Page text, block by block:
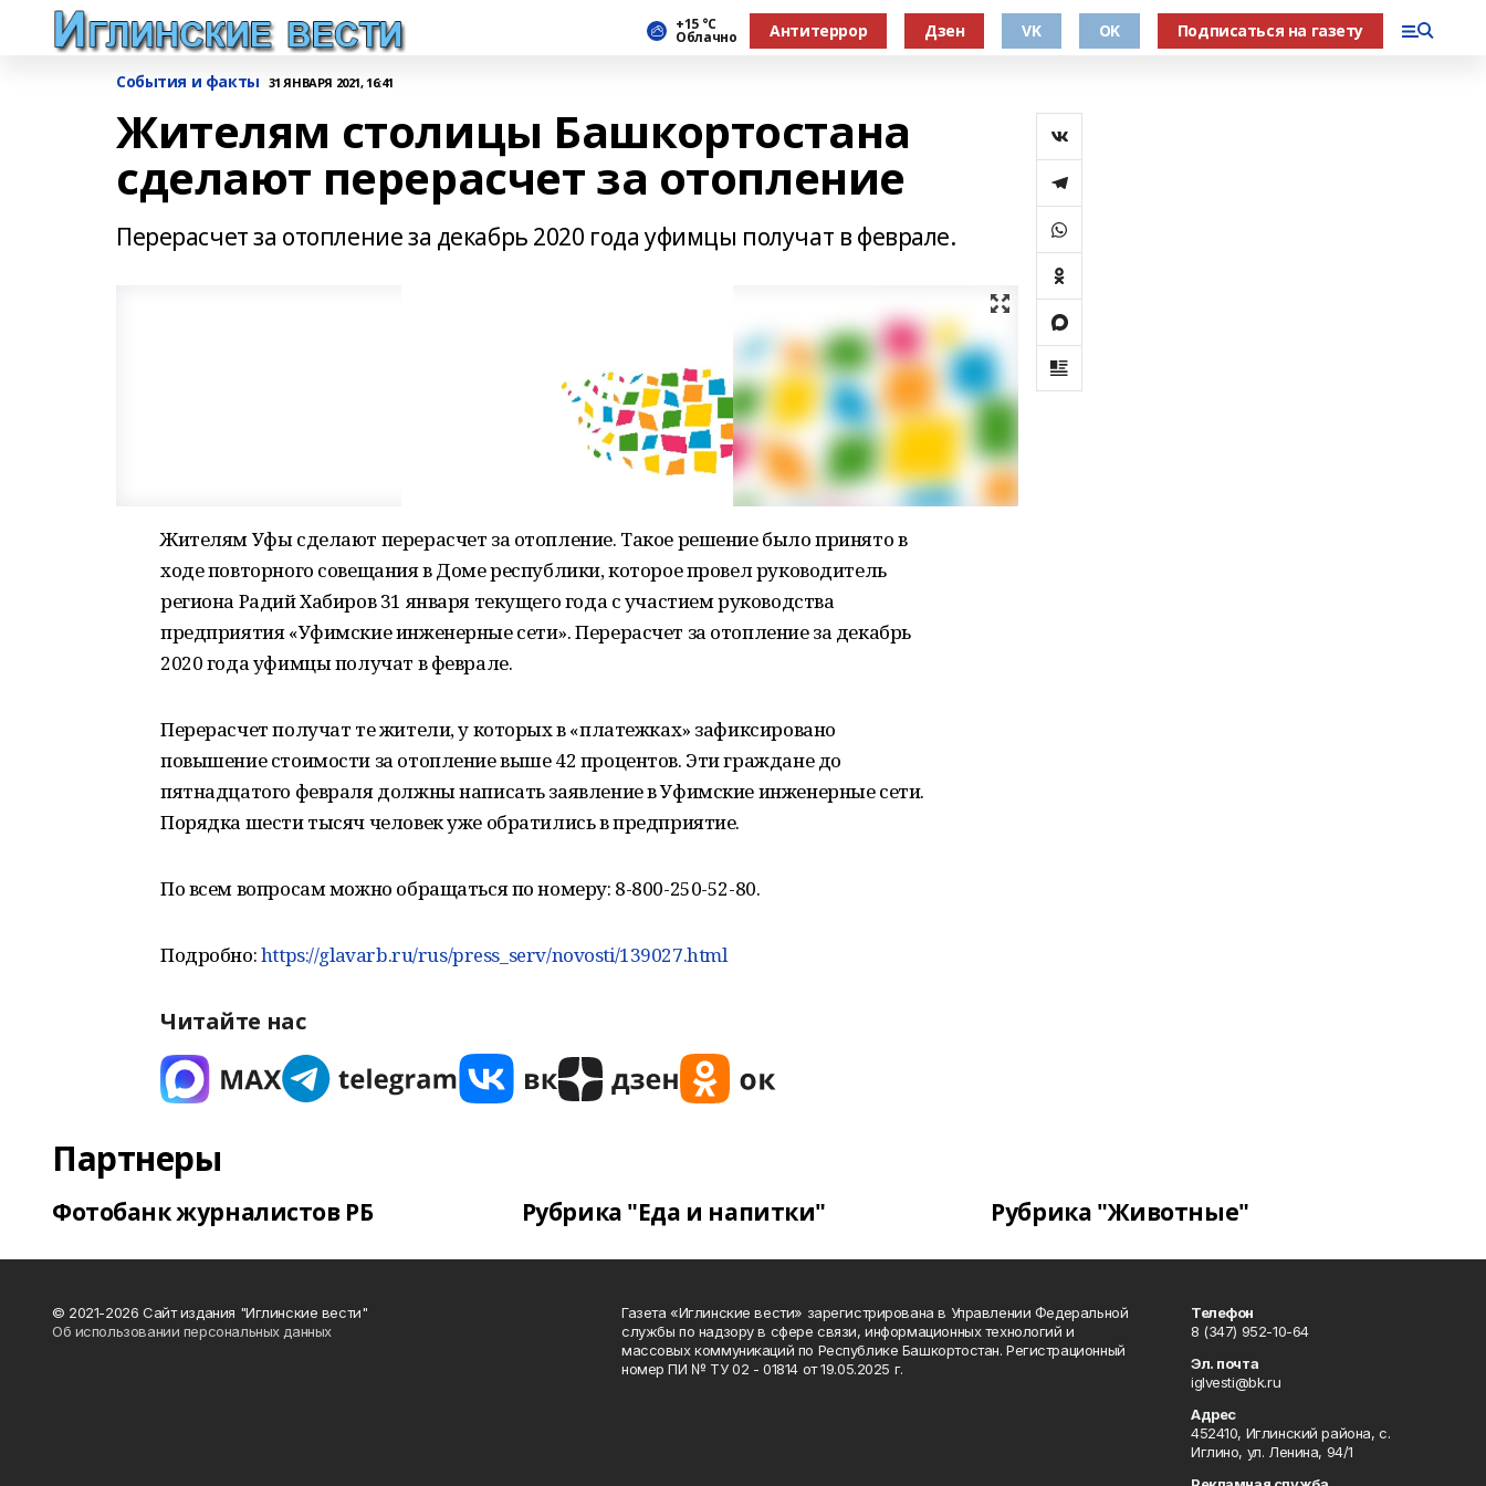
+15 °С
Облачно Антитеррор Дзен VK OK Подписаться на газету
События и факты 31 ЯНВАРЯ 2021, 16:41
Жителям столицы Башкортостана
сделают перерасчет за отопление
Перерасчет за отопление за декабрь 2020 года уфимцы получат в феврале.
Жителям Уфы сделают перерасчет за отопление. Такое решение было принято в
ходе повторного совещания в Доме республики, которое провел руководитель
региона Радий Хабиров 31 января текущего года с участием руководства
предприятия «Уфимские инженерные сети». Перерасчет за отопление за декабрь
2020 года уфимцы получат в феврале.
Перерасчет получат те жители, у которых в «платежках» зафиксировано
повышение стоимости за отопление выше 42 процентов. Эти граждане до
пятнадцатого февраля должны написать заявление в Уфимские инженерные сети.
Порядка шести тысяч человек уже обратились в предприятие.
По всем вопросам можно обращаться по номеру: 8-800-250-52-80.
Подробно:https://glavarb.ru/rus/press_serv/novosti/139027.html
Читайте нас
Партнеры
Фотобанк журналистов РБ Рубрика "Еда и напитки" Рубрика "Животные"
© 2021-2026 Сайт издания "Иглинские вести"
Об использовании персональных данных
Газета «Иглинские вести» зарегистрирована в Управлении Федеральной
службы по надзору в сфере связи, информационных технологий и
массовых коммуникаций по Республике Башкортостан. Регистрационный
номер ПИ № ТУ 02 - 01814 от 19.05.2025 г.
Телефон
8 (347) 952-10-64
Эл. почта
iglvesti@bk.ru
Адрес
452410, Иглинский района, с.
Иглино, ул. Ленина, 94/1